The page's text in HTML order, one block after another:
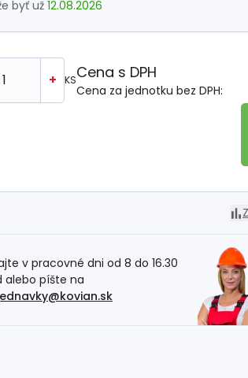
byť už 12.08.2026
+ KS
Cena za jednotku bez DPH:
Cena s DPH
v pracovné dni od 8 do 16.30
alebo píšte na